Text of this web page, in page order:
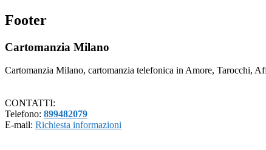
Footer
Cartomanzia Milano
Cartomanzia Milano, cartomanzia telefonica in Amore, Tarocchi,
CONTATTI:
Telefono: 899482079
E-mail: Richiesta informazioni